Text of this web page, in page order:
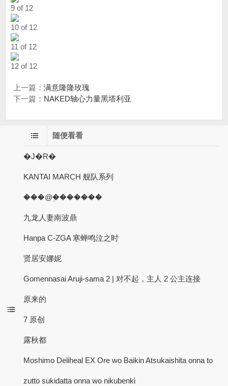
9 of 12
10 of 12
11 of 12
12 of 12
上一篇： 满意隆隆玫瑰
下一篇： NAKED轴心力量黑塔利亚
随便看看
�J�R�
KANTAI MARCH 舰队系列
���@�֥������
九龙人妻南波鼎
Hanpa C-ZGA 寒蝉鸣泣之时
贤居安娜妮
Gomennasai Aruji-sama 2 | 对不起，主人 2 公主连接
原来的
7 原创
露秋都
Moshimo Deliheal EX Ore wo Baikin Atsukaishita onna to
zutto sukidatta onna wo nikubenki